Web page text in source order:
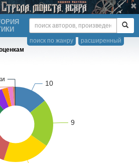
расширенный
поиск по жанру